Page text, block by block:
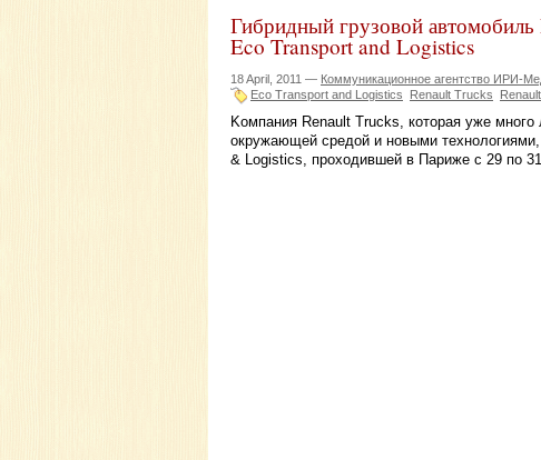
Гибридный грузовой автомобиль
Eco Transport and Logistics
18 April, 2011 — Коммуникационное агентство ИРИ-
Eco Transport and Logistics
Renault Trucks
Kомпания Renault Trucks, которая уже
окружающей средой и новыми
& Logistics, проходившей в Париже с 29 по 31